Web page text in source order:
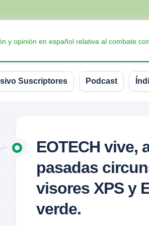
y opinión en español relativa al combate
Suscriptores Podcast
y
EOTECH vive,
pasadas
visores XPS y
verde.